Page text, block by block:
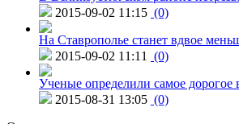
2015-09-02 11:15 (0)
На Ставрополье станет вдвое
2015-09-02 11:11
(0)
Ученые определили самое дорогое
2015-08-31 13:05 (0)